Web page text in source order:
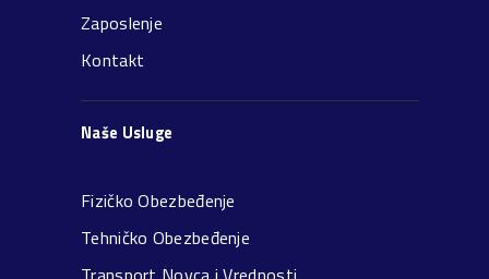
Zaposlenje
Kontakt
Naše Usluge
Fizičko Obezbeđenje
Tehničko Obezbeđenje